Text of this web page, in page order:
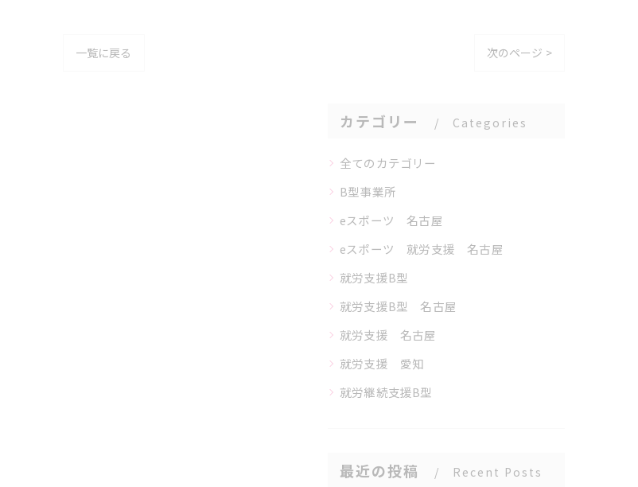
一覧に戻る 次のページ >
カテゴリー Categories
全てのカテゴリー
B型事業所
eスポーツ 名古屋
eスポーツ 就労支援 名古屋
就労支援B型
就労支援B型 名古屋
就労支援 名古屋
就労支援 愛知
就労継続支援B型
最近の投稿 Recent Posts